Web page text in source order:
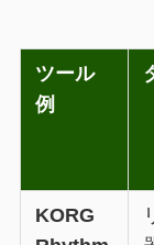
ツール
例
KORG